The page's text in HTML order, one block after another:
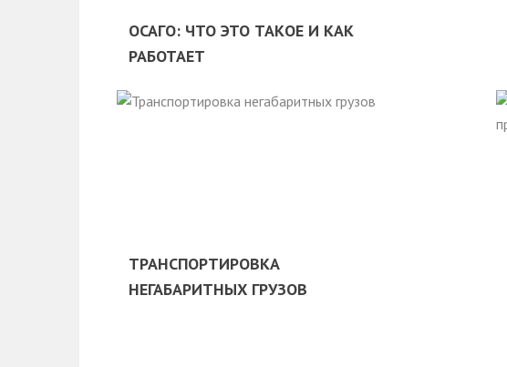
ОСАГО: ЧТО ЭТО ТАКОЕ И КАК
РАБОТАЕТ
ТРАНСПОРТИРОВКА
НЕГАБАРИТНЫХ ГРУЗОВ